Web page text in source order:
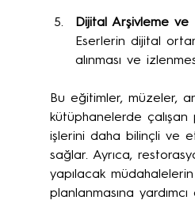
Dijital Arşivleme ve
Eserlerin dijital
alınması ve
Bu eğitimler, müzeler,
kütüphanelerde çalışan
işlerini daha bilinçli ve
sağlar. Ayrıca,
yapılacak
planlanmasına yardımcı